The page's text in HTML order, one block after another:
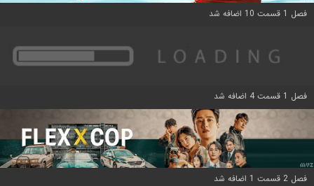
فصل 1 قسمت 10 اضافه شد
فصل 1 قسمت 4 اضافه شد
فصل 2 قسمت 1 اضافه شد